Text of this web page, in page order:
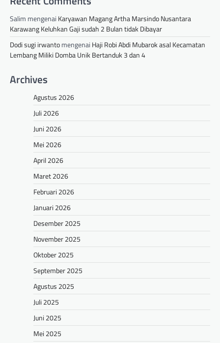
Salim mengenai Karyawan Magang Artha Marsindo Nusantara
Karawang Keluhkan Gaji sudah 2 Bulan tidak Dibayar
Dodi sugi irwantomengenai Haji Robi Abdi Mubarok asal Kecamatan
Lembang Miliki Domba Unik Bertanduk 3 dan 4
Archives
Agustus 2026
Juli 2026
Juni 2026
Mei 2026
April 2026
Maret 2026
Februari 2026
Januari 2026
Desember 2025
November 2025
Oktober 2025
September 2025
Agustus 2025
Juli 2025
Juni 2025
Mei 2025